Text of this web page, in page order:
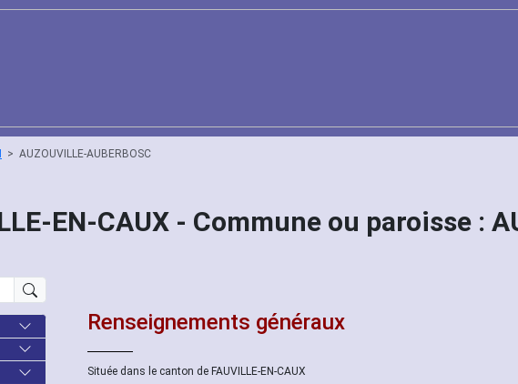
AUZOUVILLE-AUBERBOSC
EN-CAUX - Commune ou paroisse :
Renseignements généraux
Située dans le canton de FAUVILLE-EN-CAUX